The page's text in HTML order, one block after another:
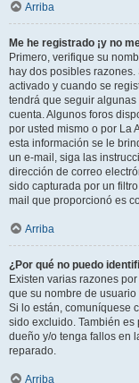
Arriba
Me he registrado ¡y no
Primero, verifique su
hay dos posibles
activado y cuando se
tendrá que seguir
cuenta. Algunos foros
por usted mismo o por La
esta información se le
un e-mail, siga las
dirección de correo
sido capturada por un
mail que proporcionó es
Arriba
¿Por qué no puedo
Existen varias razones
que su nombre de
Si lo están, comuníquese
sido excluido. También
dueño y/o tenga fallos en
reparado.
Arriba